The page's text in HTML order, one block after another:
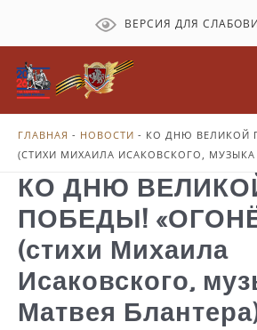
содержимому
ВЕРСИЯ ДЛЯ
ГЛАВНАЯ - НОВОСТИ - КО ДНЮ ВЕЛИКОЙ
(СТИХИ МИХАИЛА ИСАКОВСКОГО, МУЗЫКА
КО ДНЮ
ПОБЕДЫ!
(стихи Михаила
Исаковского,
Матвея